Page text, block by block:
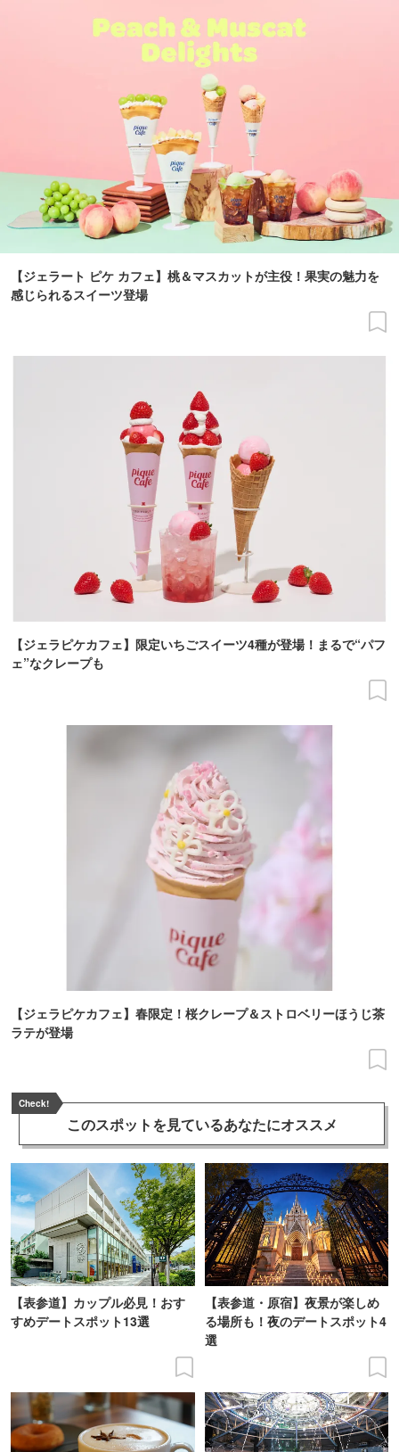
【ジェラート ピケ カフェ】桃＆マスカットが主役！果実の魅力を
感じられるスイーツ登場
【ジェラピケカフェ】限定いちごスイーツ4種が登場！まるで“パフ
ェ”なクレープも
【ジェラピケカフェ】春限定！桜クレープ＆ストロベリーほうじ茶
ラテが登場
Check!
このスポットを見ているあなたにオススメ
【表参道】カップル必見！おす
すめデートスポット13選
【表参道・原宿】夜景が楽しめ
る場所も！夜のデートスポット4
選